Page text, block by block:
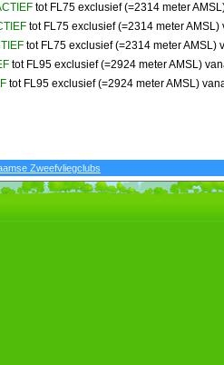
tot FL75 exclusief (=2314 meter
tot FL75 exclusief (=2314 meter AMSL)
tot FL75 exclusief (=2314 meter AMSL)
tot FL95 exclusief (=2924 meter AMSL)
tot FL95 exclusief (=2924 meter AMSL)
Zweefvliegclubs